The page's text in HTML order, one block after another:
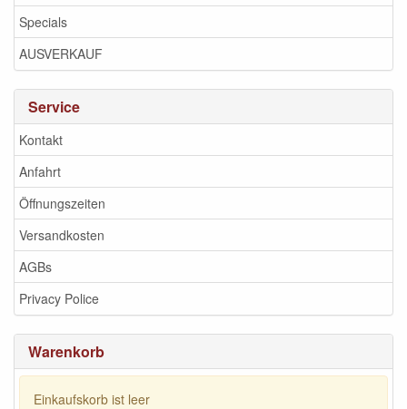
Specials
AUSVERKAUF
Service
Kontakt
Anfahrt
Öffnungszeiten
Versandkosten
AGBs
Privacy Police
Warenkorb
Einkaufskorb ist leer